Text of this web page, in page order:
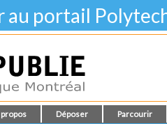
au portail
propos Déposer Parcourir